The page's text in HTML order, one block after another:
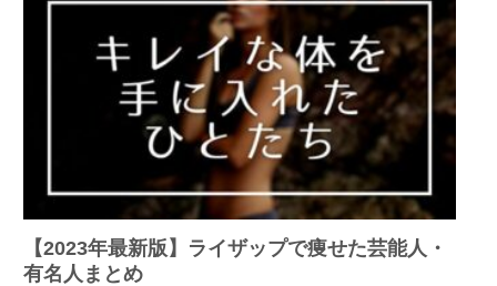
【2023年最新版】ライザップで痩せた芸能人・
有名人まとめ